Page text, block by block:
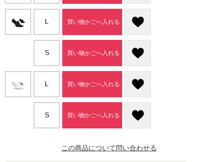
L 買い物かごへ入れる
S 買い物かごへ入れる
L 買い物かごへ入れる
S 買い物かごへ入れる
この商品について問い合わせる